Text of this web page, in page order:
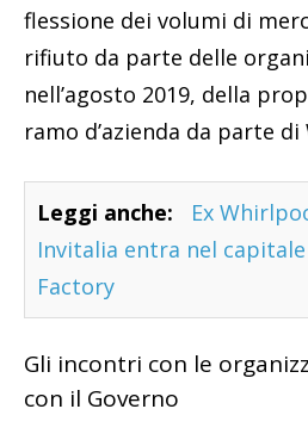
flessione dei volumi di
rifiuto da parte delle
nell’agosto 2019, della
ramo d’azienda da parte
Leggi anche:
Ex
Invitalia entra nel
Factory
Gli incontri con le
con il Governo